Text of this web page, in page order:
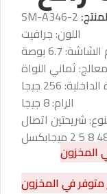
SM-A346-2
اللون: جرافيت
6.7 بوصة
ثماني النواة
256 جيجا
الرام: 8 جيجا
شريحتين اتصال
المخزون
متوفر في المخزون